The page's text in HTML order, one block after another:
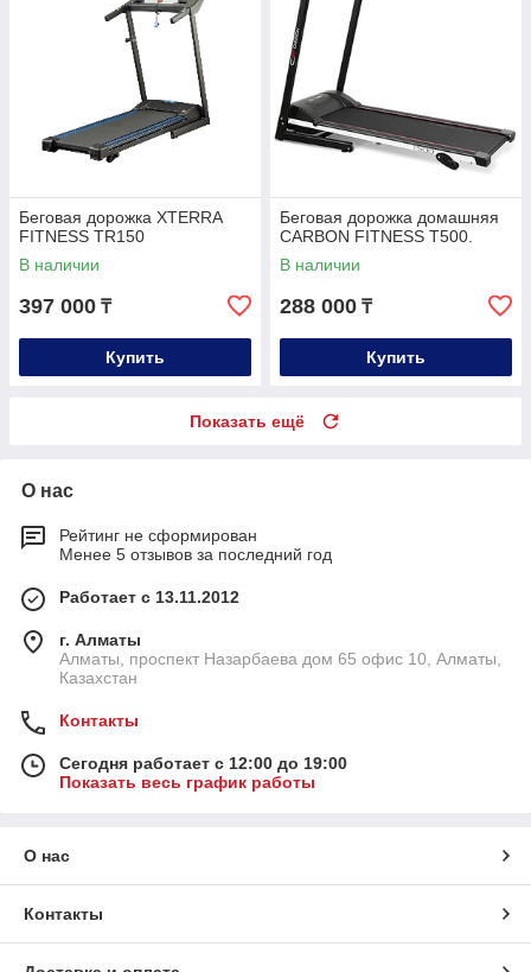
Беговая дорожка XTERRA
FITNESS TR150
В наличии
397 000 ₸
Купить
Беговая дорожка домашняя
CARBON FITNESS T500.
В наличии
288 000 ₸
Купить
Показать ещё
О нас
Рейтинг не сформирован
Менее 5 отзывов за последний год
Работает с 13.11.2012
г. Алматы
Алматы, проспект Назарбаева дом 65 офис 10, Алматы,
Казахстан
Контакты
Сегодня работает с 12:00 до 19:00
Показать весь график работы
О нас
Контакты